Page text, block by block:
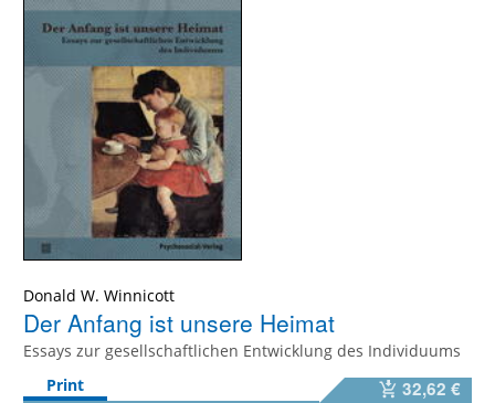
Donald W. Winnicott
Der Anfang ist unsere Heimat
Essays zur gesellschaftlichen Entwicklung des Individuums
Print
32,62 €